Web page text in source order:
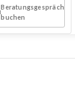
Beratungsgespräch
buchen